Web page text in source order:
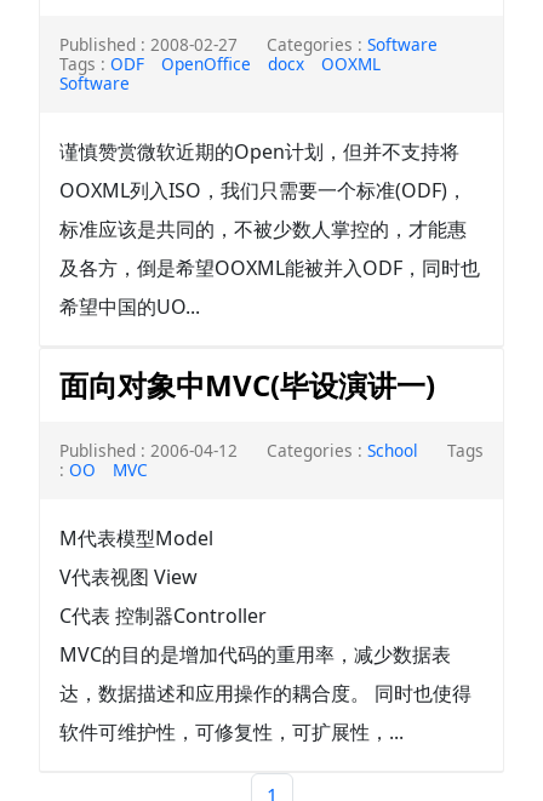
Published : 2008-02-27 Categories : Software
Tags : ODF OpenOffice docx
OOXML
Software
谨慎赞赏微软近期的Open计划，但并不支持将
OOXML列入ISO，我们只需要一个标准(ODF)，
标准应该是共同的，不被少数人掌控的，才能惠
及各方，倒是希望OOXML能被并入ODF，同时也
希望中国的UO...
面向对象中MVC(毕设演讲一)
Published : 2006-04-12 Categories : School
Tags
: OO MVC
M代表模型Model
V代表视图 View
C代表 控制器Controller
MVC的目的是增加代码的重用率，减少数据表
达，数据描述和应用操作的耦合度。 同时也使得
软件可维护性，可修复性，可扩展性，...